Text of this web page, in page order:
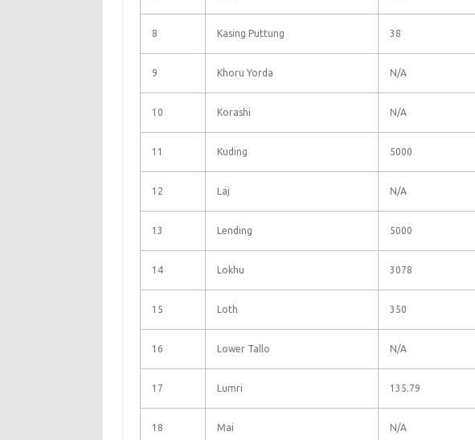
8 Kasing Puttung 38
9 Khoru Yorda N/A
10 Korashi N/A
11 Kuding 5000
12 Laj N/A
13 Lending 5000
14 Lokhu 3078
15 Loth 350
16 Lower Tallo N/A
17 Lumri 135.79
18 Mai N/A